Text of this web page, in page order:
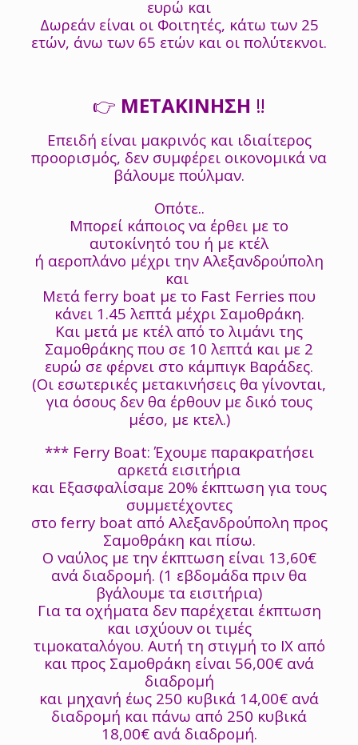
ευρώ και
Δωρεάν είναι οι Φοιτητές, κάτω των 25
ετών, άνω των 65 ετών και οι πολύτεκνοι.
👉 ΜΕΤΑΚΙΝΗΣΗ ‼️
Επειδή είναι μακρινός και ιδιαίτερος
προορισμός, δεν συμφέρει οικονομικά να
βάλουμε πούλμαν.
Οπότε..
Μπορεί κάποιος να έρθει με το
αυτοκίνητό του ή με κτέλ
ή αεροπλάνο μέχρι την Αλεξανδρούπολη
και
Μετά ferry boat με το Fast Ferries που
κάνει 1.45 λεπτά μέχρι Σαμοθράκη.
Και μετά με κτέλ από το λιμάνι της
Σαμοθράκης που σε 10 λεπτά και με 2
ευρώ σε φέρνει στο κάμπιγκ Βαράδες.
(Οι εσωτερικές μετακινήσεις θα γίνονται,
για όσους δεν θα έρθουν με δικό τους
μέσο, με κτελ.)
*** Ferry Boat: Έχουμε παρακρατήσει
αρκετά εισιτήρια
και Εξασφαλίσαμε 20% έκπτωση για τους
συμμετέχοντες
στο ferry boat από Αλεξανδρούπολη προς
Σαμοθράκη και πίσω.
Ο ναύλος με την έκπτωση είναι 13,60€
ανά διαδρομή. (1 εβδομάδα πριν θα
βγάλουμε τα εισιτήρια)
Για τα οχήματα δεν παρέχεται έκπτωση
και ισχύουν οι τιμές
τιμοκαταλόγου. Αυτή τη στιγμή το ΙΧ από
και προς Σαμοθράκη είναι 56,00€ ανά
διαδρομή
και μηχανή έως 250 κυβικά 14,00€ ανά
διαδρομή και πάνω από 250 κυβικά
18,00€ ανά διαδρομή.